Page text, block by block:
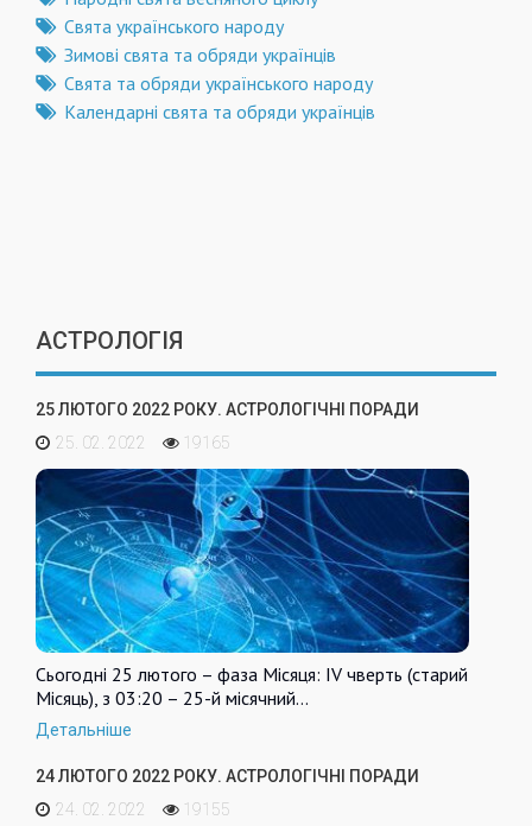
Свята українського народу
Зимові свята та обряди українців
Свята та обряди українського народу
Календарні свята та обряди українців
АСТРОЛОГІЯ
25 ЛЮТОГО 2022 РОКУ. АСТРОЛОГІЧНІ ПОРАДИ
25. 02. 2022
19165
Сьогодні 25 лютого – фаза Місяця: IV чверть (старий
Місяць), з 03:20 – 25-й місячний…
Детальніше
24 ЛЮТОГО 2022 РОКУ. АСТРОЛОГІЧНІ ПОРАДИ
24. 02. 2022
19155